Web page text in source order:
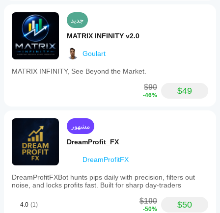
جديد
MATRIX INFINITY v2.0
Goulart
MATRIX INFINITY, See Beyond the Market.
$90
-46% $49
مشهور
DreamProfit_FX
DreamProfitFX
DreamProfitFXBot hunts pips daily with precision, filters out
noise, and locks profits fast. Built for sharp day-traders
4.0 (1) $100
-50% $50